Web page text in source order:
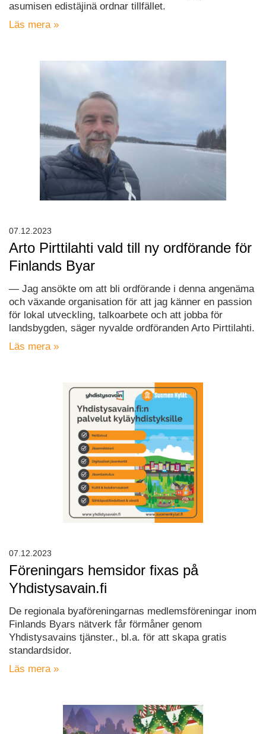
asumisen edistäjinä ordnar tillfället.
Läs mera »
Arto Pirttilahti vald till ny ordförande för
Finlands Byar
— Jag ansökte om att bli ordförande i denna angenäma
och växande organisation för att jag känner en passion
för lokal utveckling, talkoarbete och att jobba för
landsbygden, säger nyvalde ordföranden Arto Pirttilahti.
Läs mera »
07.12.2023
Föreningars hemsidor fixas på
Yhdistysavain.fi
De regionala byaföreningarnas medlemsföreningar inom
Finlands Byars nätverk får förmåner genom
Yhdistysavains tjänster., bl.a. för att skapa gratis
standardsidor.
Läs mera »
07.12.2023